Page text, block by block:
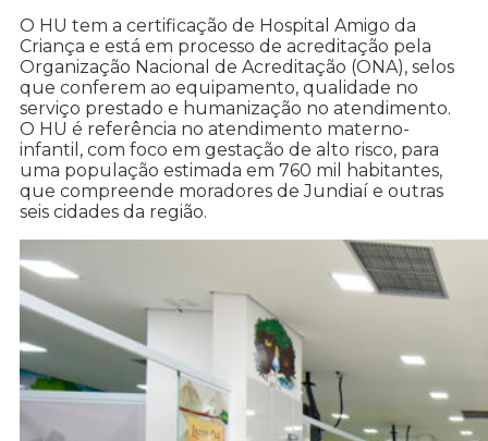
O HU tem a certificação de Hospital Amigo da
Criança e está em processo de acreditação pela
Organização Nacional de Acreditação (ONA), selos
que conferem ao equipamento, qualidade no
serviço prestado e humanização no atendimento.
O HU é referência no atendimento materno-
infantil, com foco em gestação de alto risco, para
uma população estimada em 760 mil habitantes,
que compreende moradores de Jundiaí e outras
seis cidades da região.